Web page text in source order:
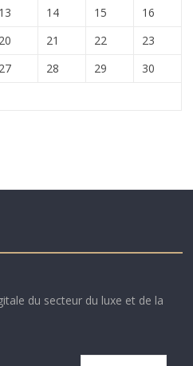
13 14 15
16
20 21 22
23
27 28 29
30
du secteur du luxe et de la